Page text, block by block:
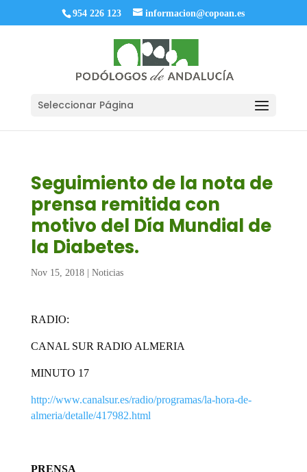
954 226 123 informacion@copoan.es
Seleccionar Página
Seguimiento de la nota de
prensa remitida con
motivo del Día Mundial de
la Diabetes.
Nov 15, 2018| Noticias
RADIO:
CANAL SUR RADIO ALMERIA
MINUTO 17
http://www.canalsur.es/radio/programas/la-hora-de-
almeria/detalle/417982.html
PRENSA